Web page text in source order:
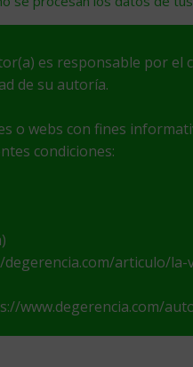
es responsable por el
de su autoría.
o webs con fines
condiciones:
articulo/la-
www.degerencia.com/